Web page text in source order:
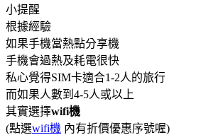
小提醒
根據經驗
如果手機當熱點分享機
手機會過熱及耗電很快
私心覺得SIM卡適合1-2人的旅行
而如果人數到4-5人或以上
其實選擇wifi機
(點選wifi機 內有折價優惠序號喔)